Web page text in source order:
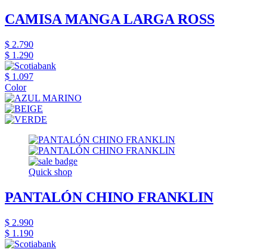
CAMISA MANGA LARGA ROSS
$ 2.790
$ 1.290
$ 1.097
Color
Quick shop
PANTALÓN CHINO FRANKLIN
$ 2.990
$ 1.190